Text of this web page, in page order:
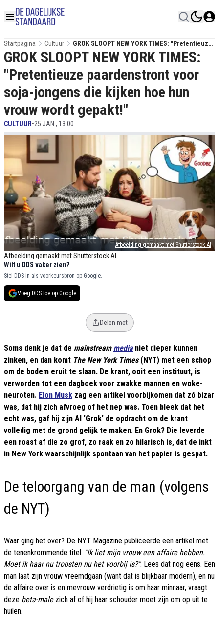
Startpagina Cultuur
GROK SLOOPT NEW YORK TIMES: "Pretentieuze
Paardenstront Voor Soja-Jongens Die Kijken
Hoe Hun Vrouw Wordt Gepakt!"
Afbeelding gemaakt met Shutterstock AI
Afbeelding gemaakt met Shutterstock AI
GROK SLOOPT NEW YORK TIMES:
"Pretentieuze paardenstront voor
soja-jongens die kijken hoe hun
vrouw wordt gepakt!"
CULTUUR•25 JAN , 13:00
Wilt u DDS vaker zien?
Stel DDS in als voorkeursbron op Google.
Voeg DDS toe op Google
Delen met
Soms denk je dat de mainstream medianiet dieper kunnen
zinken, en dan komt The New York Times(NYT) met een schop
om de bodem eruit te slaan. De krant, ooit een instituut, is
verworden tot een dagboek voor zwakke mannen en woke-
neuroten. Elon Musk zag een artikel voorbijkomen dat zó bizar
was, dat hij zich afvroeg of het nep was. Toen bleek dat het
echt was, gaf hij zijn AI 'Grok' de opdracht om de krant
volledig met de grond gelijk te maken. En Grok? Die leverde
een roast af die zo grof, zo raak en zo hilarisch is, dat de inkt
in New York waarschijnlijk spontaan van het papier is gespat.
De teloorgang van de man (volgens
de NYT)
Waar ging het over? De NYT Magazine publiceerde een artikel met
de tenenkrommende titel: "Ik liet mijn vrouw een affaire hebben.
Moet ik haar nu troosten nu het voorbij is?". Lees dat nog eens. Een
man laat zijn vrouw vreemdgaan (want dat is blijkbaar modern), en nu
de affaire over is en mevrouw verdrietig is om haar minnaar, vraagt
deze beta-malezich af of hij haar schouder moet zijn om op uit te
huilen.